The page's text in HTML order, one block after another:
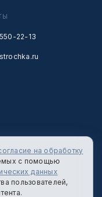
22-13
на обработку
с помощью
данных
пользователей,